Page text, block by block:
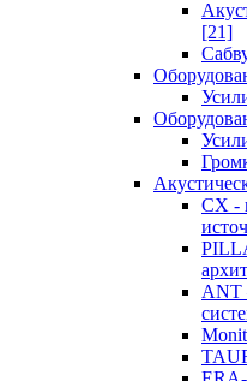
[21]
CX -
ANT